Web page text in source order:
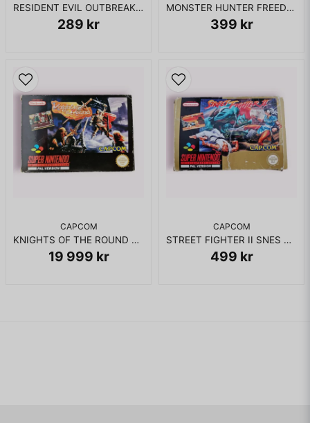
RESIDENT EVIL OUTBREAK PS2
289 kr
MONSTER HUNTER FREEDOM UNITE PSP
399 kr
CAPCOM
KNIGHTS OF THE ROUND SNES
19 999 kr
CAPCOM
STREET FIGHTER II SNES SCN
499 kr